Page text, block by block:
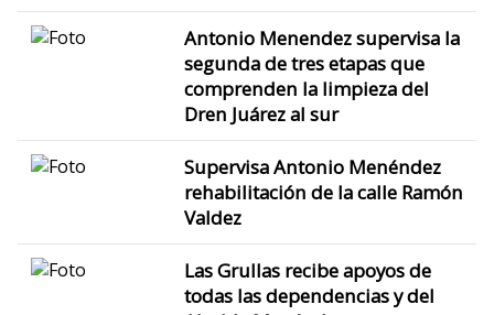
Antonio Menendez supervisa la
segunda de tres etapas que
comprenden la limpieza del
Dren Juárez al sur
Supervisa Antonio Menéndez
rehabilitación de la calle Ramón
Valdez
Las Grullas recibe apoyos de
todas las dependencias y del